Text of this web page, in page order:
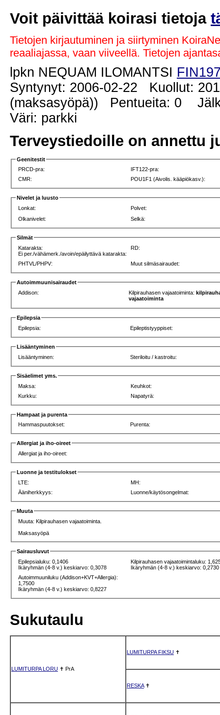
Voit päivittää koirasi tietoja
Tietojen kirjautuminen ja siirtyminen
reaaliajassa, vaan viiveellä. Tietojen
lpkn NEQUAM ILOMANTSI
Syntynyt: 2006-02-22 Kuollut:
(maksasyöpä)) Pentueita: 0
Väri: parkki
Terveystiedoille on annettu
Geenitestit
PRCD-pra:
IFT122-pra:
CMR:
POU1F1 (Aivolis. kääpiökasv.):
Nivelet ja luusto
Lonkat:
Polvet:
Olkanivelet:
Selkä:
Silmät
Katarakta:
Ei per./vähämerk./avoin/epäilyttävä katarakta:
RD:
PHTVL/PHPV: Muut silmäsairaudet:
Autoimmuunisairaudet
Addison:
Kilpirauhasen vajaatoiminta:
vajaatoiminta
Epilepsia
Epilepsia:
Epileptistyyppiset:
Lisääntyminen
Lisääntyminen:
Steriloitu / kastroitu:
Sisäelimet yms.
Maksa:
Keuhkot:
Kurkku:
Napatyrä:
Hampaat ja purenta
Hammaspuutokset:
Purenta:
Allergiat ja iho-oireet
Allergiat ja iho-oireet:
Luonne ja testitulokset
LTE:
MH:
Ääniherkkyys:
Luonne/käytösongelmat:
Muuta
Muuta: Kilpirauhasen vajaatoiminta.
Maksasyöpä
Sairausluvut
Epilepsialuku: 0,1406
Ikäryhmän (4-8 v.) keskiarvo: 0,3078
Kilpirauhasen vajaatoimintaluku:
Ikäryhmän (4-8 v.) keskiarvo: 0,2730
Autoimmuuniluku (Addison+KVT+Allergia):
1,7500
Ikäryhmän (4-8 v.) keskiarvo: 0,8227
Sukutaulu
LUMITURPA LORU ✝ PrA
LUMITURPA FIKSU ✝
RESKA✝